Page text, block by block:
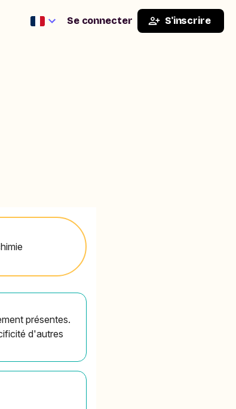
Se connecter S'inscrire
présentes.
d'autres